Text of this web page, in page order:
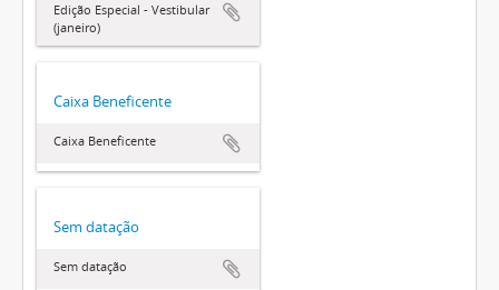
Edição Especial - Vestibular
(janeiro)
Caixa Beneficente
Caixa Beneficente
Sem datação
Sem datação